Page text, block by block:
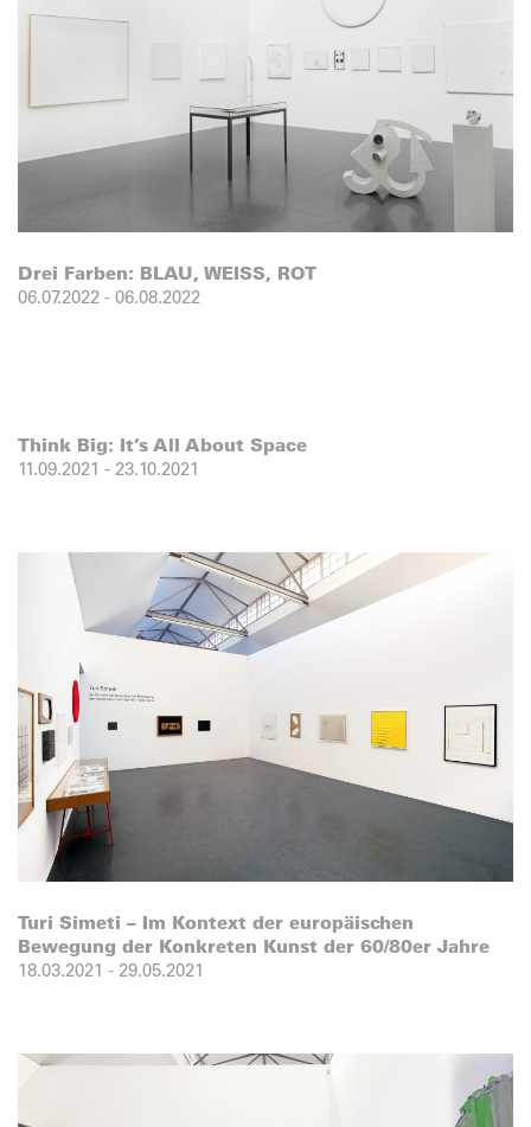
Drei Farben: BLAU, WEISS, ROT
06.07.2022 - 06.08.2022
Think Big: It’s All About Space
11.09.2021 - 23.10.2021
Turi Simeti – Im Kontext der europäischen
Bewegung der Konkreten Kunst der 60/80er Jahre
18.03.2021 - 29.05.2021